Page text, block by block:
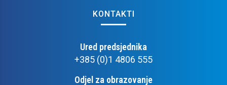
KONTAKTI
Ured predsjednika
+385 (0)1 4806 555
Odjel za obrazovanje